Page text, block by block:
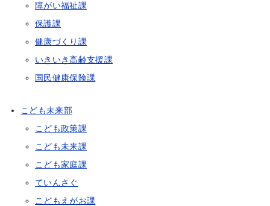
障がい福祉課
保護課
健康づくり課
いきいき高齢支援課
国民健康保険課
こども未来部
こども政策課
こども未来課
こども家庭課
ていんさぐ
こどもえがお課